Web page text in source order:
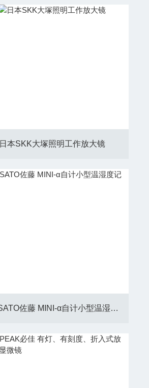
日本SKK大塚照明工作放大镜
日本SATO佐藤 MINI-α自计小型温湿度记录仪